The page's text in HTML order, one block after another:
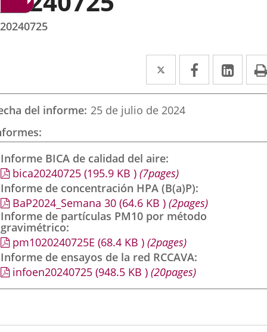
20240725
Twitter
Enlace
a
una
externa.
Facebook
Enlace
a
externa.
a
del informe 25 de julio de 2024
Informe BICA de calidad del aire
bica20240725 (195.9 KB ) (7pages)
Informe de concentración HPA (B(a)P)
BaP2024_Semana 30 (64.6 KB ) (2pages)
Informe de partículas PM10 por método
gravimétrico
pm1020240725E (68.4 KB ) (2pages)
Informe de ensayos de la red RCCAVA
infoen20240725 (948.5 KB ) (20pages)